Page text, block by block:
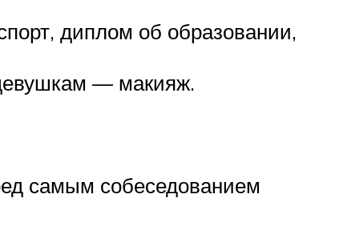
диплом об образовании,
— макияж.
самым собеседованием